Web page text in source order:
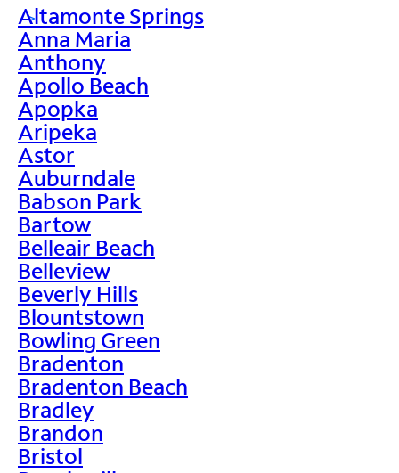
>
Altamonte Springs
Anna Maria
Anthony
Apollo Beach
Apopka
Aripeka
Astor
Auburndale
Babson Park
Bartow
Belleair Beach
Belleview
Beverly Hills
Blountstown
Bowling Green
Bradenton
Bradenton Beach
Bradley
Brandon
Bristol